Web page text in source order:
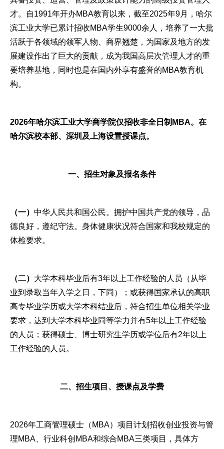
才。自1991年开办MBA教育以来，截至2025年9月，哈尔
滨工业大学已累计招收MBA学生9000余人，培养了一大批
活跃于各领域的领军人物、商界翘楚，为国家及地方的发
展建设作出了巨大的贡献，成为我国高层次管理人才的重
要培养基地，同时也是在国内外享有盛誉的MBA教育机
构。
2026年哈尔滨工业大学商学院仅招收非全日制MBA。在
哈尔滨校本部、深圳及上海设置授课点。
一、招生对象及报名条件
（一） 中华人民共和国公民。拥护中国共产党的领导，品
德良好，遵纪守法。身体健康状况符合国家和我校规定的
体检要求。
（二） 大学本科毕业后有3年以上工作经验的人员（从毕
业到录取当年入学之日，下同）；或获得国家承认的高职
高专毕业学历或大学本科结业后，符合招生单位相关学业
要求，达到大学本科毕业同等学力并有5年以上工作经验
的人员；获得硕士、博士研究生学历或学位后有2年以上
工作经验的人员。
二、招生项目、授课点及学费
2026年工商管理硕士（MBA）项目计划招收创业投资与管
理MBA、行业科创MBA和综合MBA三类项目，具体方